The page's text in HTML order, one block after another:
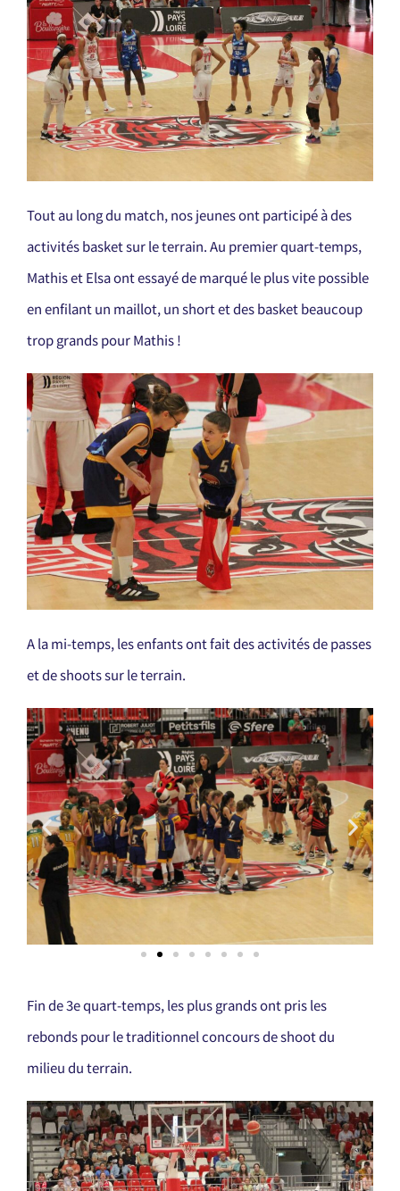
Tout au long du match, nos jeunes ont participé à des
activités basket sur le terrain. Au premier quart-temps,
Mathis et Elsa ont essayé de marqué le plus vite possible
en enfilant un maillot, un short et des basket beaucoup
trop grands pour Mathis !
A la mi-temps, les enfants ont fait des activités de passes
et de shoots sur le terrain.
Fin de 3e quart-temps, les plus grands ont pris les
rebonds pour le traditionnel concours de shoot du
milieu du terrain.